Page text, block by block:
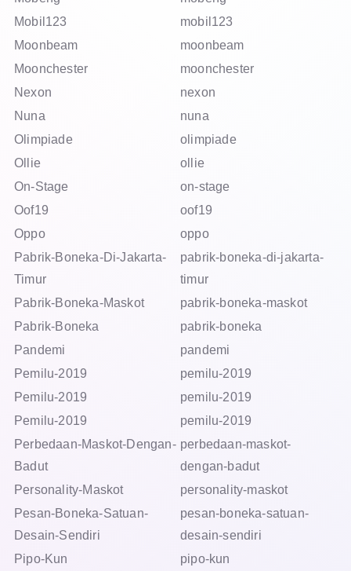
Mobil123
mobil123
Moonbeam
moonbeam
Moonchester
moonchester
Nexon
nexon
Nuna
nuna
Olimpiade
olimpiade
Ollie
ollie
On-Stage
on-stage
Oof19
oof19
Oppo
oppo
Pabrik-Boneka-Di-Jakarta-
Timur
pabrik-boneka-di-jakarta-
timur
Pabrik-Boneka-Maskot
pabrik-boneka-maskot
Pabrik-Boneka
pabrik-boneka
Pandemi
pandemi
Pemilu-2019
pemilu-2019
Pemilu-2019
pemilu-2019
Pemilu-2019
pemilu-2019
Perbedaan-Maskot-Dengan-
Badut
perbedaan-maskot-
dengan-badut
Personality-Maskot
personality-maskot
Pesan-Boneka-Satuan-
Desain-Sendiri
pesan-boneka-satuan-
desain-sendiri
Pipo-Kun
pipo-kun